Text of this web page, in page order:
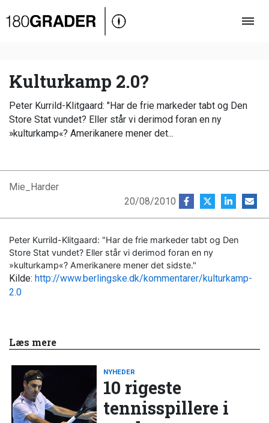
Oversigt
Debat
Video
Podcast
Kulturkamp 2.0?
Peter Kurrild-Klitgaard: "Har de frie markeder tabt og Den
Store Stat vundet? Eller står vi derimod foran en ny
»kulturkamp«? Amerikanere mener det...
Mie_Harder
20/08/2010
Peter Kurrild-Klitgaard: "Har de frie markeder tabt og Den
Store Stat vundet? Eller står vi derimod foran en ny
»kulturkamp«? Amerikanere mener det sidste."
Kilde: http://www.berlingske.dk/kommentarer/kulturkamp-
2.0
Læs mere
NYHEDER
10 rigeste
tennisspillere i